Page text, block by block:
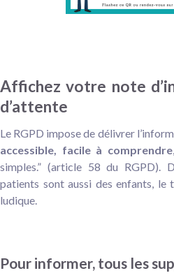
Affichez votre note
d’attente
Le RGPD impose de délivrer
accessible, facile à comprendre
simples.” (article 58 du RGPD).
patients sont aussi des enfants, le
ludique.
Pour informer, tous les